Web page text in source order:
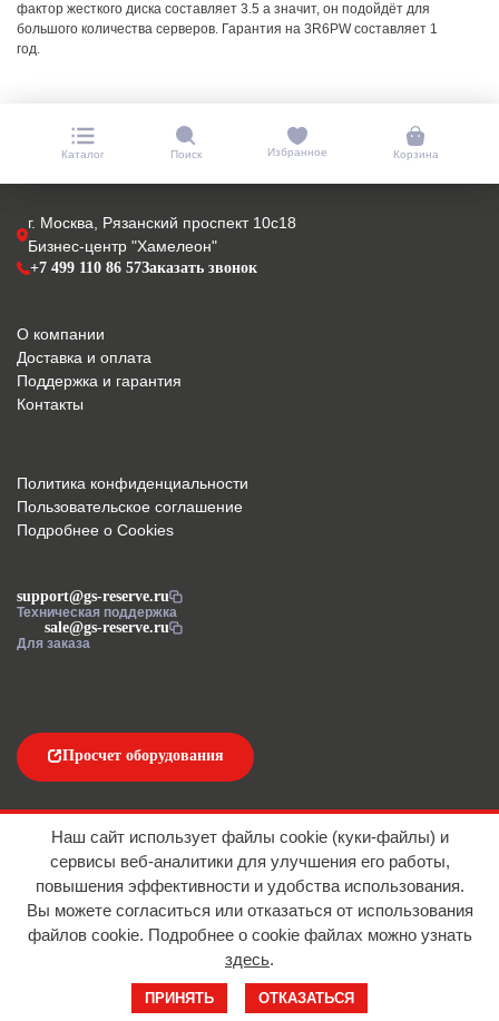
фактор жесткого диска составляет 3.5 а значит, он подойдёт для
большого количества серверов. Гарантия на 3R6PW составляет 1
год.
Каталог Поиск Избранное Корзина
г. Москва, Рязанский проспект 10с18
Бизнес-центр "Хамелеон"
+7 499 110 86 57Заказать звонок
support@gs-reserve.ru
Техническая поддержка
sale@gs-reserve.ru
Для заказа
О компании
Доставка и оплата
Поддержка и гарантия
Контакты
Просчет оборудования
Политика конфиденциальности
Пользовательское соглашение
Подробнее о Cookies
Наш сайт использует файлы cookie (куки-файлы) и
сервисы веб-аналитики для улучшения его работы,
повышения эффективности и удобства использования.
Вы можете согласиться или отказаться от использования
файлов сookie. Подробнее о cookie файлах можно узнать
здесь.
ПРИНЯТЬ ОТКАЗАТЬСЯ